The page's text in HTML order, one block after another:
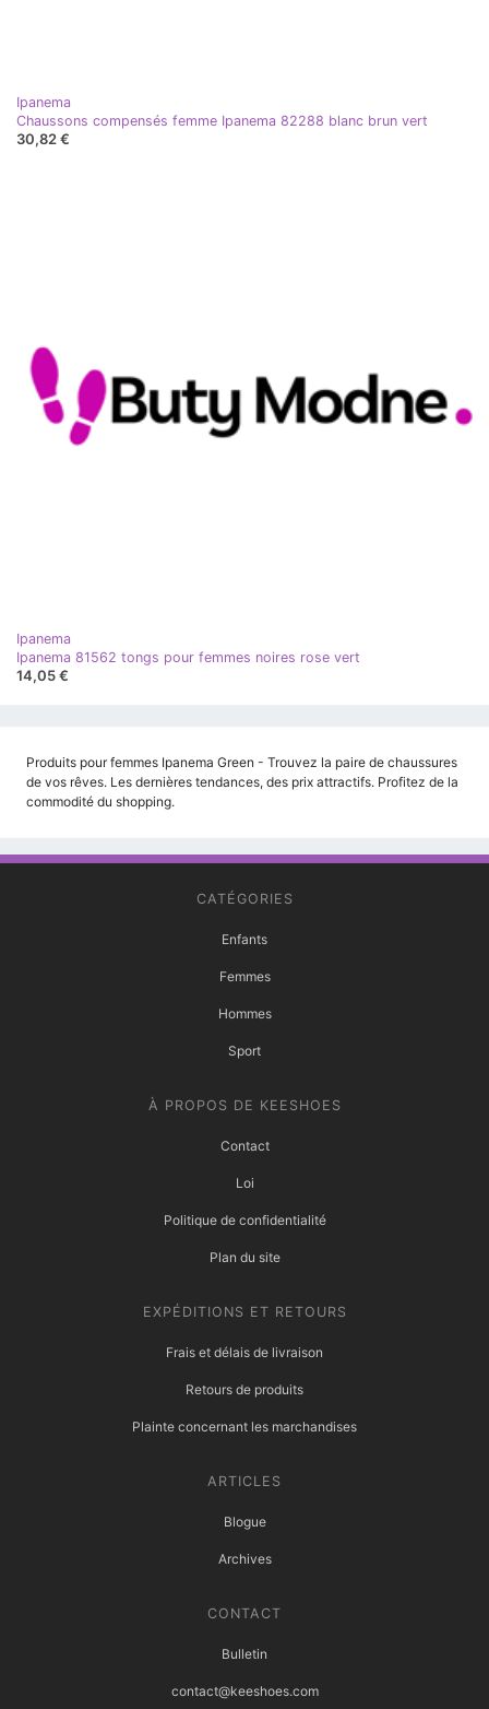
Ipanema
Chaussons compensés femme Ipanema 82288 blanc brun vert
30,82 €
Ipanema
Ipanema 81562 tongs pour femmes noires rose vert
14,05 €
Produits pour femmes Ipanema Green - Trouvez la paire de chaussures
de vos rêves. Les dernières tendances, des prix attractifs. Profitez de la
commodité du shopping.
CATÉGORIES
Enfants
Femmes
Hommes
Sport
À PROPOS DE KEESHOES
Contact
Loi
Politique de confidentialité
Plan du site
EXPÉDITIONS ET RETOURS
Frais et délais de livraison
Retours de produits
Plainte concernant les marchandises
ARTICLES
Blogue
Archives
CONTACT
Bulletin
contact@keeshoes.com